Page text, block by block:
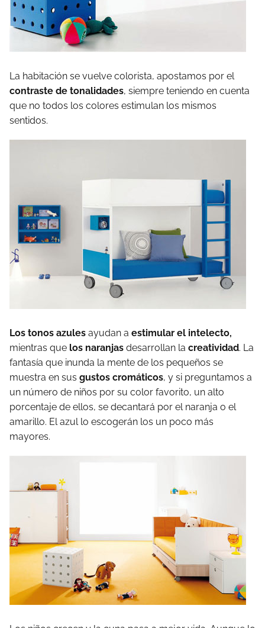
La habitación se vuelve colorista, apostamos por el
contraste de tonalidades, siempre teniendo en cuenta
que no todos los colores estimulan los mismos
sentidos.
Los tonos azules ayudan a estimular el intelecto,
mientras que los naranjas desarrollan la creatividad. La
fantasía que inunda la mente de los pequeños se
muestra en sus gustos cromáticos, y si preguntamos a
un número de niños por su color favorito, un alto
porcentaje de ellos, se decantará por el naranja o el
amarillo. El azul lo escogerán los un poco más
mayores.